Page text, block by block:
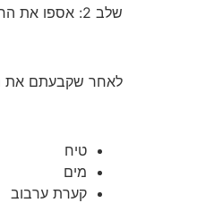
שלב 2: אספו את החומרים
לאחר שקבעתם את
טיח
מים
קערת ערבוב